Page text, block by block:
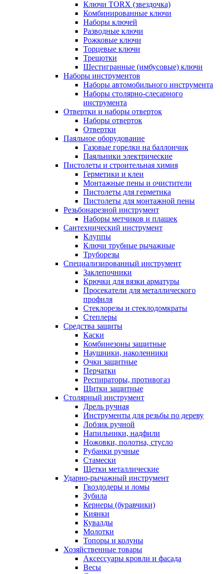
Ключи TORX (звездочка)
Комбинированные ключи
Наборы ключей
Разводные ключи
Рожковые ключи
Торцевые ключи
Трещотки
Шестигранные (имбусовые) ключи
Наборы инструментов
Наборы автомобильного инструмента
Наборы столярно-слесарного
инструмента
Отвертки и наборы отверток
Наборы отверток
Отвертки
Паяльное оборудование
Газовые горелки на баллончик
Паяльники электрические
Пистолеты и строительная химия
Герметики и клеи
Монтажные пены и очистители
Пистолеты для герметика
Пистолеты для монтажной пены
Резьбонарезной инструмент
Наборы метчиков и плашек
Сантехнический инструмент
Клуппы
Ключи трубные рычажные
Труборезы
Специализированный инструмент
Заклепочники
Крючки для вязки арматуры
Просекатели для металлического
профиля
Стеклорезы и стеклодомкраты
Степлеры
Средства защиты
Каски
Комбинезоны защитные
Наушники, наколенники
Очки защитные
Перчатки
Респираторы, противогаз
Щитки защитные
Столярный инструмент
Дрель ручная
Инструменты для резьбы по дереву
Лобзик ручной
Напильники, надфили
Ножовки, полотна, стусло
Рубанки ручные
Стамески
Щетки металлические
Ударно-рычажный инструмент
Гвоздодеры и ломы
Зубила
Кернеры (буравчики)
Киянки
Кувалды
Молотки
Топоры и колуны
Хозяйственные товары
Аксессуары кровли и фасада
Весы